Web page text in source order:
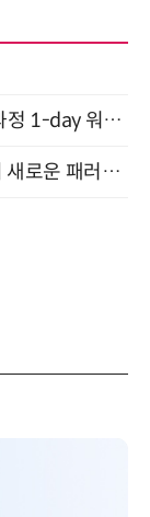
UX 기획·DESIGN.md 설계·AI 구현 전 과정 1-day 워크숍 with Claude Code·Codex 9월 15일 개최
“AI와 함께 일하는 시대 ” - 스마트 워크의 새로운 패러다임 (9/11)